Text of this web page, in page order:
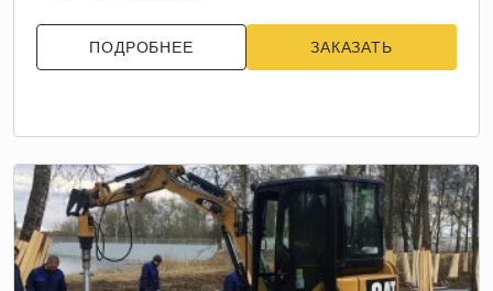
ПОДРОБНЕЕ ЗАКАЗАТЬ